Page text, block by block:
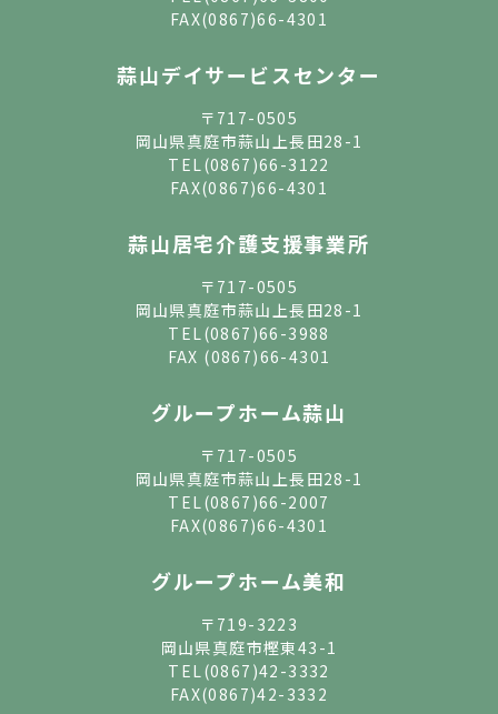
FAX(0867)66-4301
蒜山デイサービスセンター
〒717-0505
岡山県真庭市蒜山上長田28-1
TEL(0867)66-3122
FAX(0867)66-4301
蒜山居宅介護支援事業所
〒717-0505
岡山県真庭市蒜山上長田28-1
TEL(0867)66-3988
FAX (0867)66-4301
グループホーム蒜山
〒717-0505
岡山県真庭市蒜山上長田28-1
TEL(0867)66-2007
FAX(0867)66-4301
グループホーム美和
〒719-3223
岡山県真庭市樫東43-1
TEL(0867)42-3332
FAX(0867)42-3332